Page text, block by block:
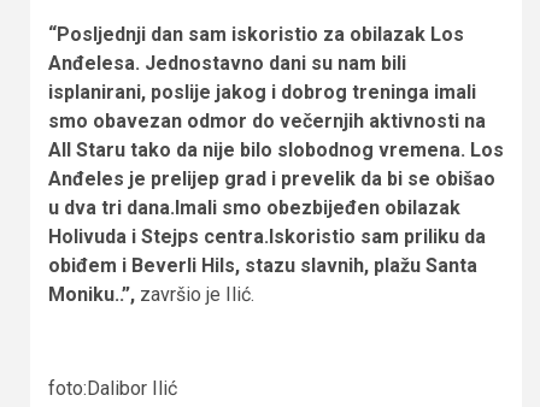
“Posljednji dan sam iskoristio za obilazak Los
Anđelesa. Jednostavno dani su nam bili
isplanirani, poslije jakog i dobrog treninga imali
smo obavezan odmor do večernjih aktivnosti na
All Staru tako da nije bilo slobodnog vremena. Los
Anđeles je prelijep grad i prevelik da bi se obišao
u dva tri dana.Imali smo obezbijeđen obilazak
Holivuda i Stejps centra.Iskoristio sam priliku da
obiđem i Beverli Hils, stazu slavnih, plažu Santa
Moniku..”, završio je Ilić.
foto:Dalibor Ilić